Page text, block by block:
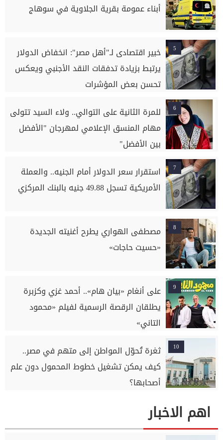
أبناء عمومة بقرية الجلاوية في سوهاج
5
خبير اقتصادى لـ"أهل مصر": انخفاض الدولار
يرتبط بزيادة تدفقات النقد الأجنبي ويعكس
تحسن بعض المؤشرات
6
للمرة الثانية على التوالي.. ولاء السيد تتولى
مهام المنسق الإعلامي لمهرجان "الأفضل
بين الأفضل"
7
استقرار سعر الدولار أمام الجنيه.. والعملة
الأمريكية تسجل 49.88 جنيه بالبنك المركزي
8
مصطفى الهواري يطرح أغنيته الجديدة
«حسيت حاجات»
9
على أنغام «بيان هام».. أحمد غزي وكزبرة
يطلقان الرقصة الرسمية لفيلم «محمود
التاني»
10
ثغرة تُحوّل المواطن إلى متهم في مصر..
كيف يمكن تشغيل خطوط المحمول دون علم
أصحابها؟
اهم الاخبار